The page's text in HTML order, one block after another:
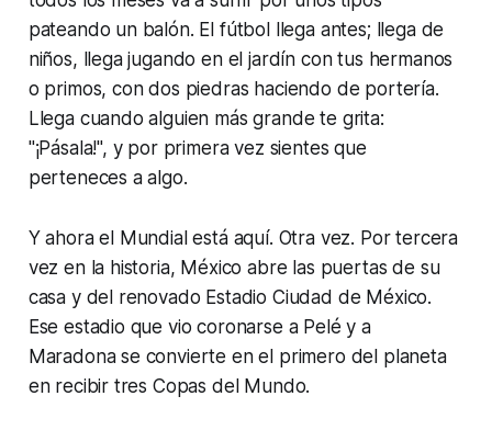
pateando un balón. El fútbol llega antes; llega de
niños, llega jugando en el jardín con tus hermanos
o primos, con dos piedras haciendo de portería.
Llega cuando alguien más grande te grita:
"¡Pásala!", y por primera vez sientes que
perteneces a algo.
Y ahora el Mundial está aquí. Otra vez. Por tercera
vez en la historia, México abre las puertas de su
casa y del renovado Estadio Ciudad de México.
Ese estadio que vio coronarse a Pelé y a
Maradona se convierte en el primero del planeta
en recibir tres Copas del Mundo.